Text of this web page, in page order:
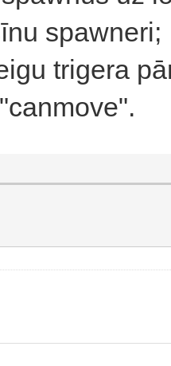
spawneri;
trigera